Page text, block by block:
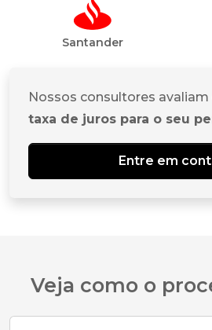
Santander
Nossos consultores avaliam
taxa de juros para o seu
Entre em
Veja como o